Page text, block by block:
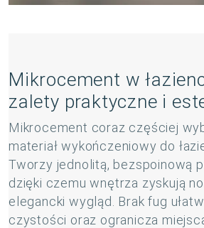
Mikrocement w
zalety praktyczne i
Mikrocement coraz częściej
materiał wykończeniowy do
Tworzy jednolitą, bezspoinową
dzięki czemu wnętrza zyskują
elegancki wygląd. Brak fug
czystości oraz ogranicza